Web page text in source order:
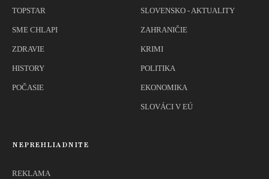
TOPSTAR
SME CHLAPI
ZDRAVIE
HISTORY
POČASIE
SLOVENSKO - AKTUALITY
ZAHRANIČIE
KRIMI
POLITIKA
EKONOMIKA
SLOVÁCI V EÚ
NEPREHLIADNITE
REKLAMA